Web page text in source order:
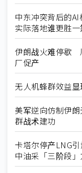
中东冲突背后的
实际落地谁更胜一
伊朗战火难停歇
厂促产
无人机蜂群效益
美军逆向仿制伊
群战术建功
卡塔尔停产LNG
中油采「三阶段